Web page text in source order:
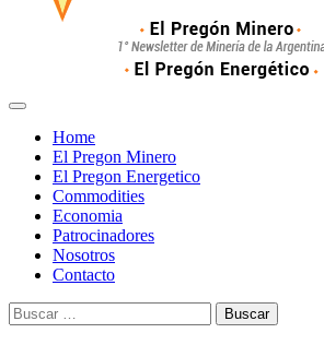
Home
El Pregon Minero
El Pregon Energetico
Commodities
Economia
Patrocinadores
Nosotros
Contacto
Buscar: